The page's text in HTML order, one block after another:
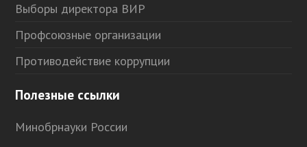
Выборы директора ВИР
Профсоюзные организации
Противодействие коррупции
Полезные ссылки
Минобрнауки России